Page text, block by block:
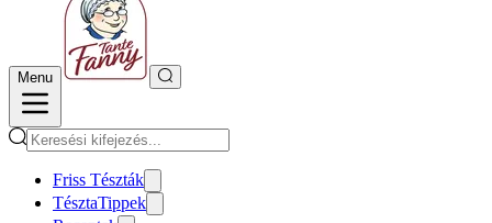
Menu
Friss Tészták
TésztaTippek